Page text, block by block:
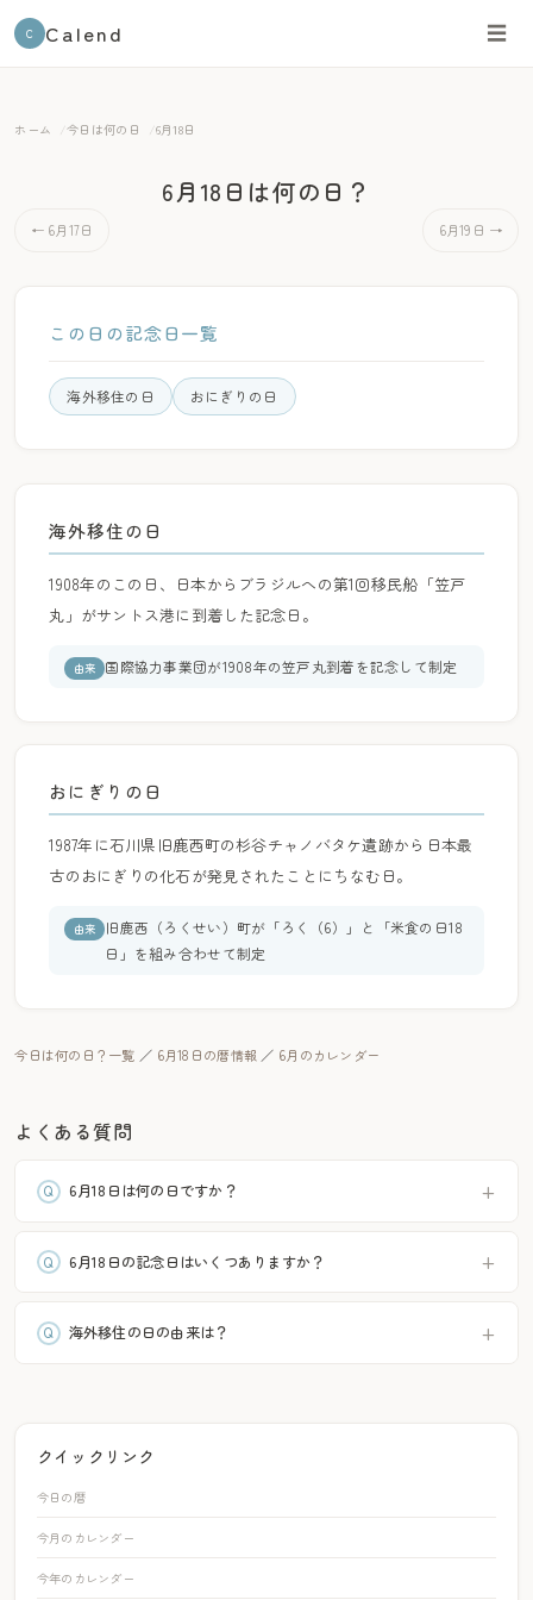
C Calend ☰
ホーム 今日は何の日 6月18日
← 6月17日
6月18日は何の日？
6月19日 →
この日の記念日一覧
海外移住の日 おにぎりの日
海外移住の日
1908年のこの日、日本からブラジルへの第1回移民船「笠戸
丸」がサントス港に到着した記念日。
由来 国際協力事業団が1908年の笠戸丸到着を記念して制定
おにぎりの日
1987年に石川県旧鹿西町の杉谷チャノバタケ遺跡から日本最
古のおにぎりの化石が発見されたことにちなむ日。
由来
旧鹿西（ろくせい）町が「ろく（6）」と「米食の日18
日」を組み合わせて制定
今日は何の日？一覧 ／ 6月18日の暦情報 ／ 6月のカレンダー
よくある質問
6月18日は何の日ですか？
6月18日の記念日はいくつありますか？
海外移住の日の由来は？
クイックリンク
今日の暦
今月のカレンダー
今年のカレンダー